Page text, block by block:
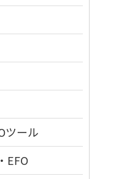
ツール
EFO